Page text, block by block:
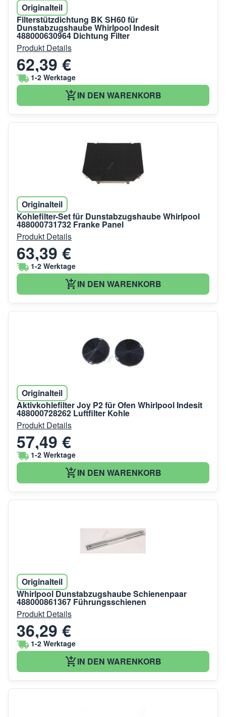
Originalteil
Filterstützdichtung BK SH60 für
Dunstabzugshaube Whirlpool Indesit
488000630964 Dichtung Filter
Produkt Details
62,39 €
1-2 Werktage
IN DEN WARENKORB
Originalteil
Kohlefilter-Set für Dunstabzugshaube Whirlpool
488000731732 Franke Panel
Produkt Details
63,39 €
1-2 Werktage
IN DEN WARENKORB
Originalteil
Aktivkohlefilter Joy P2 für Ofen Whirlpool Indesit
488000728262 Luftfilter Kohle
Produkt Details
57,49 €
1-2 Werktage
IN DEN WARENKORB
Originalteil
Whirlpool Dunstabzugshaube Schienenpaar
488000861367 Führungsschienen
Produkt Details
36,29 €
1-2 Werktage
IN DEN WARENKORB